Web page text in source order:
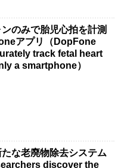
のみで胎児心拍を計測
アプリ（DopFone
track fetal heart
a smartphone）
な老廃物除去システム
discover the